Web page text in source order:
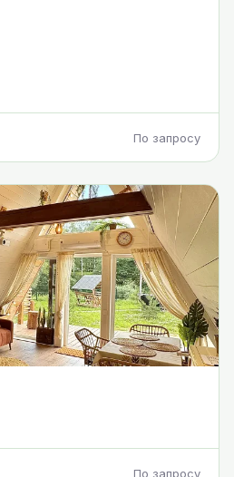
По запросу
По запросу